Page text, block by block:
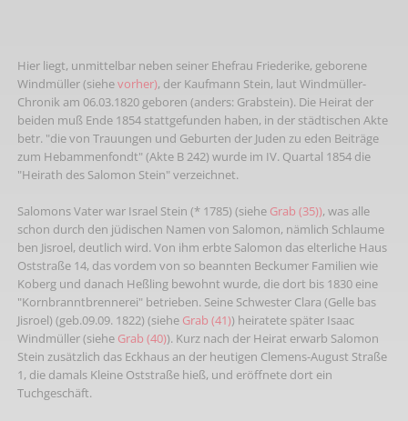
Hier liegt, unmittelbar neben seiner Ehefrau Friederike, geborene
Windmüller (siehevorher), der Kaufmann Stein, laut Windmüller-
Chronik am 06.03.1820 geboren (anders: Grabstein). Die Heirat der
beiden muß Ende 1854 stattgefunden haben, in der städtischen Akte
betr. "die von Trauungen und Geburten der Juden zu eden Beiträge
zum Hebammenfondt" (Akte B 242) wurde im IV. Quartal 1854 die
"Heirath des Salomon Stein" verzeichnet.
Salomons Vater war Israel Stein (* 1785) (siehe Grab (35)), was alle
schon durch den jüdischen Namen von Salomon, nämlich Schlaume
ben Jisroel, deutlich wird. Von ihm erbte Salomon das elterliche Haus
Oststraße 14, das vordem von so beannten Beckumer Familien wie
Koberg und danach Heßling bewohnt wurde, die dort bis 1830 eine
"Kornbranntbrennerei" betrieben. Seine Schwester Clara (Gelle bas
Jisroel) (geb.09.09. 1822) (siehe Grab (41)) heiratete später Isaac
Windmüller (siehe Grab (40)). Kurz nach der Heirat erwarb Salomon
Stein zusätzlich das Eckhaus an der heutigen Clemens-August Straße
1, die damals Kleine Oststraße hieß, und eröffnete dort ein
Tuchgeschäft.